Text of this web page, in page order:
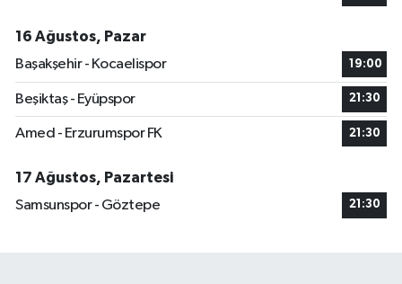
16 Ağustos, Pazar
Başakşehir - Kocaelispor
19:00
Beşiktaş - Eyüpspor 21:30
Amed - Erzurumspor FK 21:30
17 Ağustos, Pazartesi
Samsunspor - Göztepe
21:30